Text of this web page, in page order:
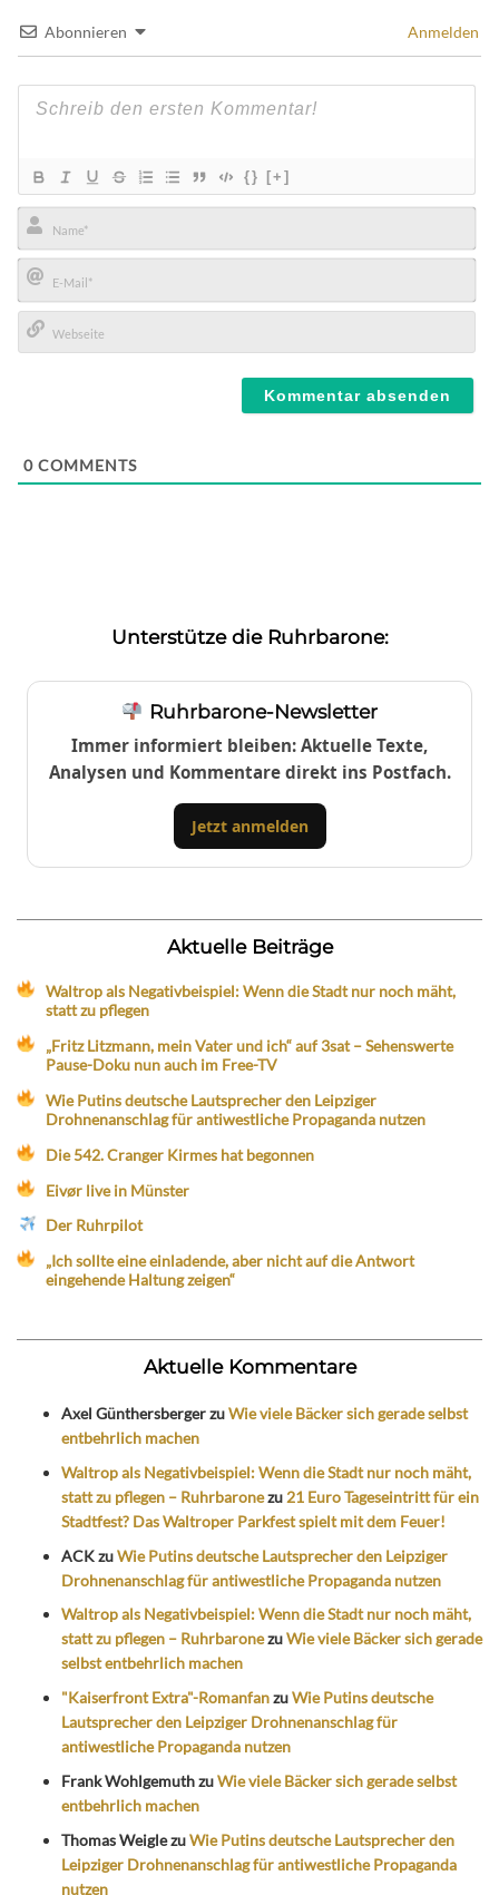
Abonnieren Anmelden
{} [+]
Name*
E-
Mail*
0 COMMENTS
Unterstütze die Ruhrbarone:
Ruhrbarone-Newsletter
Immer informiert bleiben: Aktuelle Texte,
Analysen und Kommentare direkt ins Postfach.
Jetzt anmelden
Aktuelle Beiträge
Waltrop als Negativbeispiel: Wenn die Stadt nur noch mäht,
statt zu pflegen
„Fritz Litzmann, mein Vater und ich“ auf 3sat – Sehenswerte
Pause-Doku nun auch im Free-TV
Wie Putins deutsche Lautsprecher den Leipziger
Drohnenanschlag für antiwestliche Propaganda nutzen
Die 542. Cranger Kirmes hat begonnen
Eivør live in Münster
Der Ruhrpilot
„Ich sollte eine einladende, aber nicht auf die Antwort
eingehende Haltung zeigen“
Aktuelle Kommentare
Axel GünthersbergerzuWie viele Bäcker sich gerade selbst
entbehrlich machen
Waltrop als Negativbeispiel: Wenn die Stadt nur noch mäht,
statt zu pflegen – Ruhrbaronezu 21 Euro Tageseintritt für ein
Stadtfest? Das Waltroper Parkfest spielt mit dem Feuer!
ACKzuWie Putins deutsche Lautsprecher den Leipziger
Drohnenanschlag für antiwestliche Propaganda nutzen
Waltrop als Negativbeispiel: Wenn die Stadt nur noch mäht,
statt zu pflegen – RuhrbaronezuWie viele Bäcker sich gerade
selbst entbehrlich machen
"Kaiserfront Extra"-RomanfanzuWie Putins deutsche
Lautsprecher den Leipziger Drohnenanschlag für
antiwestliche Propaganda nutzen
Frank WohlgemuthzuWie viele Bäcker sich gerade selbst
entbehrlich machen
Thomas WeiglezuWie Putins deutsche Lautsprecher den
Leipziger Drohnenanschlag für antiwestliche Propaganda
nutzen